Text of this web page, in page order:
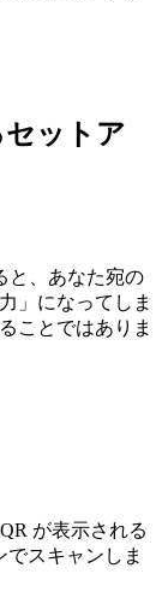
ットア
と、あなた宛の
」になってしま
ことではありま
が表示される
スキャンしま